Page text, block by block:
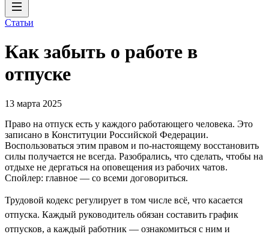
Статьи
Как забыть о работе в
отпуске
13 марта 2025
Право на отпуск есть у каждого работающего человека. Это
записано в Конституции Российской Федерации.
Воспользоваться этим правом и по-настоящему восстановить
силы получается не всегда. Разобрались, что сделать, чтобы на
отдыхе не дергаться на оповещения из рабочих чатов.
Спойлер: главное — со всеми договориться.
Трудовой кодекс регулирует в том числе всё, что касается
отпуска. Каждый руководитель обязан составить график
отпусков, а каждый работник — ознакомиться с ним и